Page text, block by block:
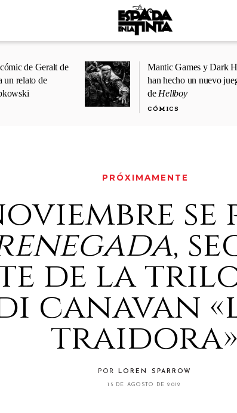
de Geralt de
un relato de
Mantic Games y Dark
han hecho un nuevo
de Hellboy
CÓMICS
PRÓXIMAMENTE
se
,
de la
canavan
traidora»
POR LOREN SPARROW
15 DE AGOSTO DE 2012